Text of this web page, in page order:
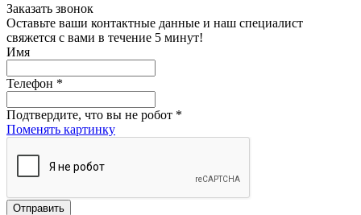
Заказать звонок
Оставьте ваши контактные данные и наш специалист
свяжется с вами в течение 5 минут!
Имя
Телефон *
Подтвердите, что вы не робот *
Поменять картинку